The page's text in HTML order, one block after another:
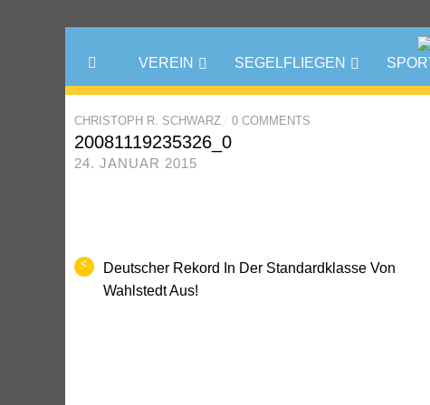
VEREIN SEGELFLIEGEN
CHRISTOPH R. SCHWARZ 0 COMMENTS
20081119235326_0
24. JANUAR 2015
<
Deutscher Rekord In Der Standardklasse Von
Wahlstedt Aus!